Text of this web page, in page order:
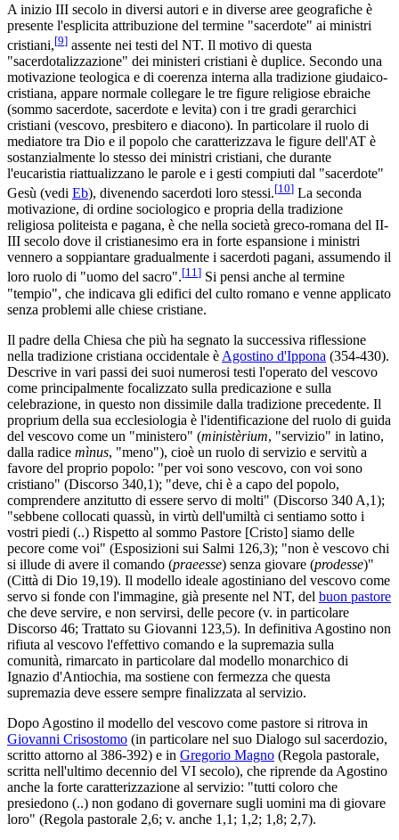
A inizio III secolo in diversi autori e in diverse aree geografiche è
presente l'esplicita attribuzione del termine "sacerdote" ai ministri
cristiani,[9] assente nei testi del NT. Il motivo di questa
"sacerdotalizzazione" dei ministeri cristiani è duplice. Secondo una
motivazione teologica e di coerenza interna alla tradizione giudaico-
cristiana, appare normale collegare le tre figure religiose ebraiche
(sommo sacerdote, sacerdote e levita) con i tre gradi gerarchici
cristiani (vescovo, presbitero e diacono). In particolare il ruolo di
mediatore tra Dio e il popolo che caratterizzava le figure dell'AT è
sostanzialmente lo stesso dei ministri cristiani, che durante
l'eucaristia riattualizzano le parole e i gesti compiuti dal "sacerdote"
Gesù (vedi Eb), divenendo sacerdoti loro stessi.[10] La seconda
motivazione, di ordine sociologico e propria della tradizione
religiosa politeista e pagana, è che nella società greco-romana del II-
III secolo dove il cristianesimo era in forte espansione i ministri
vennero a soppiantare gradualmente i sacerdoti pagani, assumendo il
loro ruolo di "uomo del sacro".[11] Si pensi anche al termine
"tempio", che indicava gli edifici del culto romano e venne applicato
senza problemi alle chiese cristiane.
Il padre della Chiesa che più ha segnato la successiva riflessione
nella tradizione cristiana occidentale è Agostino d'Ippona (354-430).
Descrive in vari passi dei suoi numerosi testi l'operato del vescovo
come principalmente focalizzato sulla predicazione e sulla
celebrazione, in questo non dissimile dalla tradizione precedente. Il
proprium della sua ecclesiologia è l'identificazione del ruolo di guida
del vescovo come un "ministero" (ministèrium, "servizio" in latino,
dalla radice mìnus, "meno"), cioè un ruolo di servizio e servitù a
favore del proprio popolo: "per voi sono vescovo, con voi sono
cristiano" (Discorso 340,1); "deve, chi è a capo del popolo,
comprendere anzitutto di essere servo di molti" (Discorso 340 A,1);
"sebbene collocati quassù, in virtù dell'umiltà ci sentiamo sotto i
vostri piedi (..) Rispetto al sommo Pastore [Cristo] siamo delle
pecore come voi" (Esposizioni sui Salmi 126,3); "non è vescovo chi
si illude di avere il comando (praeesse) senza giovare (prodesse)"
(Città di Dio 19,19). Il modello ideale agostiniano del vescovo come
servo si fonde con l'immagine, già presente nel NT, del buon pastore
che deve servire, e non servirsi, delle pecore (v. in particolare
Discorso 46; Trattato su Giovanni 123,5). In definitiva Agostino non
rifiuta al vescovo l'effettivo comando e la supremazia sulla
comunità, rimarcato in particolare dal modello monarchico di
Ignazio d'Antiochia, ma sostiene con fermezza che questa
supremazia deve essere sempre finalizzata al servizio.
Dopo Agostino il modello del vescovo come pastore si ritrova in
Giovanni Crisostomo (in particolare nel suo Dialogo sul sacerdozio,
scritto attorno al 386-392) e in Gregorio Magno (Regola pastorale,
scritta nell'ultimo decennio del VI secolo), che riprende da Agostino
anche la forte caratterizzazione al servizio: "tutti coloro che
presiedono (..) non godano di governare sugli uomini ma di giovare
loro" (Regola pastorale 2,6; v. anche 1,1; 1,2; 1,8; 2,7).